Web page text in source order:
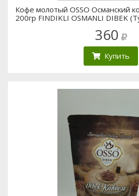
Кофе молотый OSSO Османский
200гр FINDIKLI OSMANLI DIBEK
360
Купить